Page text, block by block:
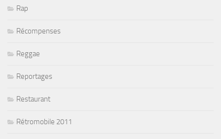
Rap
Récompenses
Reggae
Reportages
Restaurant
Rétromobile 2011